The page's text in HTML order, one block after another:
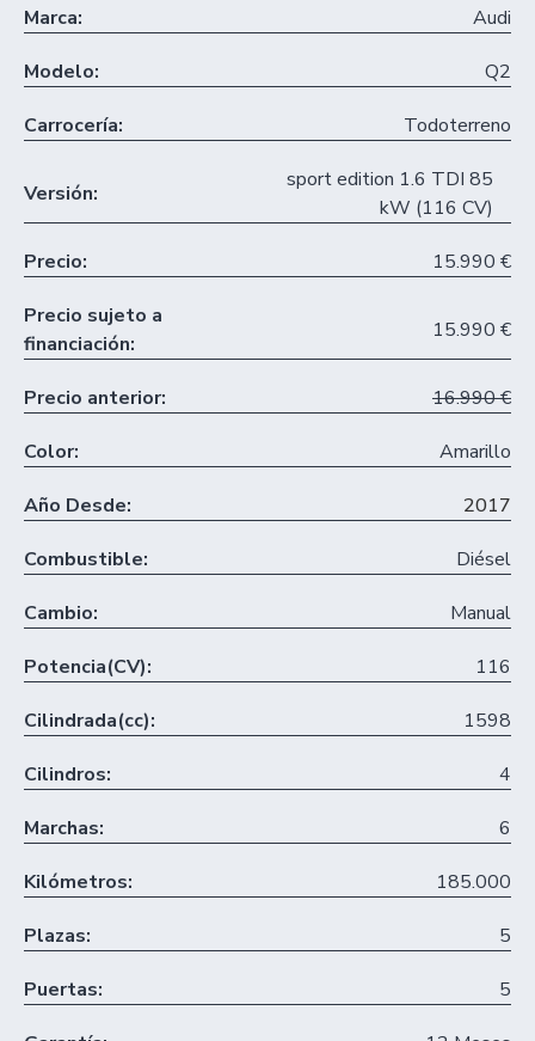
Marca: Audi
Modelo: Q2
Carrocería: Todoterreno
Versión:
sport edition 1.6 TDI 85
kW (116 CV)
Precio: 15.990 €
Precio sujeto a
financiación:
15.990 €
Precio anterior: 16.990 €
Color: Amarillo
Año Desde: 2017
Combustible: Diésel
Cambio: Manual
Potencia(CV): 116
Cilindrada(cc): 1598
Cilindros: 4
Marchas: 6
Kilómetros: 185.000
Plazas: 5
Puertas: 5